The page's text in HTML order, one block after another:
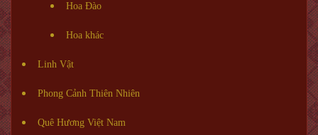
Hoa Đào
Hoa khác
Linh Vật
Phong Cảnh Thiên Nhiên
Quê Hương Việt Nam